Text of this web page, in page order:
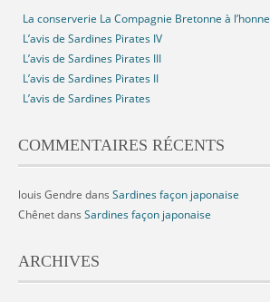
La conserverie La Compagnie Bretonne à
L’avis de Sardines Pirates IV
L’avis de Sardines Pirates III
L’avis de Sardines Pirates II
L’avis de Sardines Pirates
COMMENTAIRES RÉCENTS
louis Gendre dans Sardines façon japonaise
Chênetdans Sardines façon japonaise
ARCHIVES